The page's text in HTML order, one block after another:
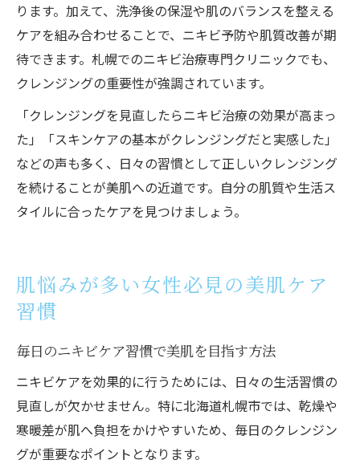
ります。加えて、洗浄後の保湿や肌のバランスを整える
ケアを組み合わせることで、ニキビ予防や肌質改善が期
待できます。札幌でのニキビ治療専門クリニックでも、
クレンジングの重要性が強調されています。
「クレンジングを見直したらニキビ治療の効果が高まっ
た」「スキンケアの基本がクレンジングだと実感した」
などの声も多く、日々の習慣として正しいクレンジング
を続けることが美肌への近道です。自分の肌質や生活ス
タイルに合ったケアを見つけましょう。
肌悩みが多い女性必見の美肌ケア
習慣
毎日のニキビケア習慣で美肌を目指す方法
ニキビケアを効果的に行うためには、日々の生活習慣の
見直しが欠かせません。特に北海道札幌市では、乾燥や
寒暖差が肌へ負担をかけやすいため、毎日のクレンジン
グが重要なポイントとなります。